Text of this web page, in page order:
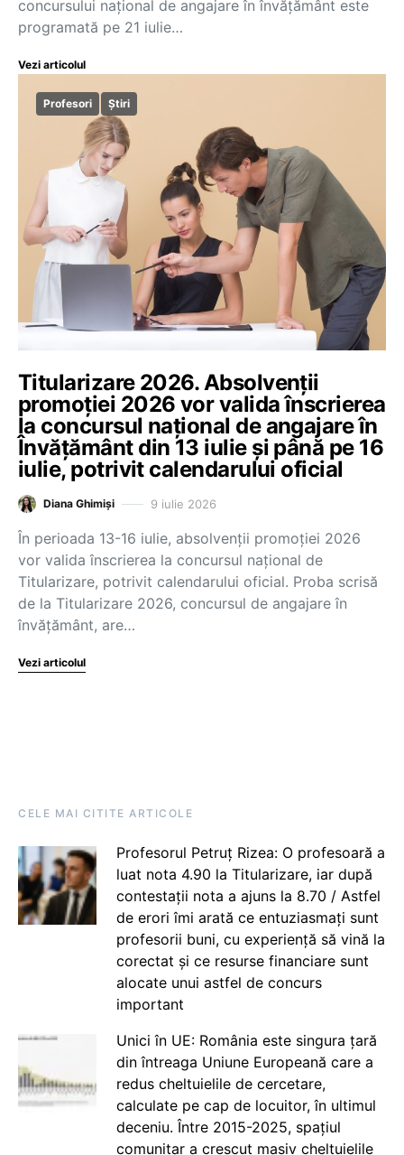
concursului național de angajare în învățământ este
programată pe 21 iulie…
Vezi articolul
Profesori Știri
Titularizare 2026. Absolvenții
promoției 2026 vor valida înscrierea
la concursul național de angajare în
Învățământ din 13 iulie și până pe 16
iulie, potrivit calendarului oficial
Diana Ghimiși 9 iulie 2026
În perioada 13-16 iulie, absolvenții promoției 2026
vor valida înscrierea la concursul național de
Titularizare, potrivit calendarului oficial. Proba scrisă
de la Titularizare 2026, concursul de angajare în
învățământ, are…
Vezi articolul
CELE MAI CITITE ARTICOLE
Profesorul Petruț Rizea: O profesoară a
luat nota 4.90 la Titularizare, iar după
contestații nota a ajuns la 8.70 / Astfel
de erori îmi arată ce entuziasmați sunt
profesorii buni, cu experiență să vină la
corectat și ce resurse financiare sunt
alocate unui astfel de concurs
important
Unici în UE: România este singura țară
din întreaga Uniune Europeană care a
redus cheltuielile de cercetare,
calculate pe cap de locuitor, în ultimul
deceniu. Între 2015-2025, spațiul
comunitar a crescut masiv cheltuielile